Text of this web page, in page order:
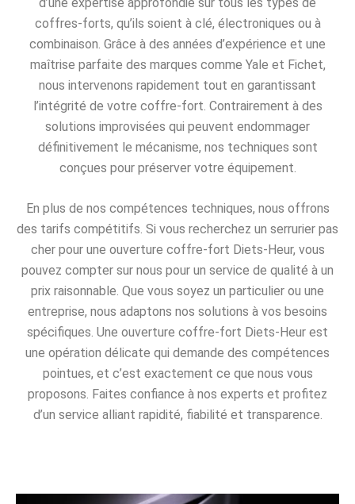
coffres-forts, qu’ils soient à clé, électroniques ou à
combinaison. Grâce à des années d’expérience et une
maîtrise parfaite des marques comme Yale et Fichet,
nous intervenons rapidement tout en garantissant
l’intégrité de votre coffre-fort. Contrairement à des
solutions improvisées qui peuvent endommager
définitivement le mécanisme, nos techniques sont
conçues pour préserver votre équipement.
En plus de nos compétences techniques, nous offrons
des tarifs compétitifs. Si vous recherchez un serrurier pas
cher pour une ouverture coffre-fort Diets-Heur, vous
pouvez compter sur nous pour un service de qualité à un
prix raisonnable. Que vous soyez un particulier ou une
entreprise, nous adaptons nos solutions à vos besoins
spécifiques. Une ouverture coffre-fort Diets-Heur est
une opération délicate qui demande des compétences
pointues, et c’est exactement ce que nous vous
proposons. Faites confiance à nos experts et profitez
d’un service alliant rapidité, fiabilité et transparence.